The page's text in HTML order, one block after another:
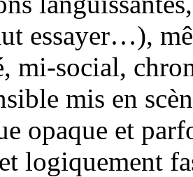
essayer…),
mi-social,
mis en
opaque et
logiquement